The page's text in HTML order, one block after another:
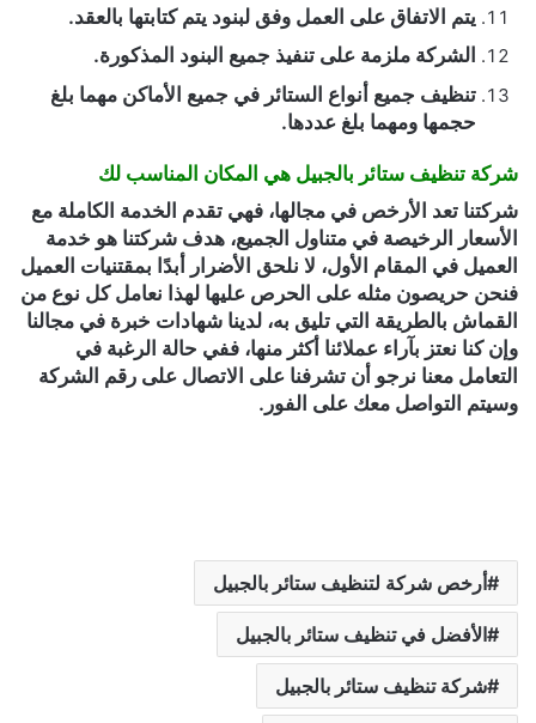
يتم الاتفاق على العمل وفق لبنود يتم كتابتها بالعقد.
الشركة ملزمة على تنفيذ جميع البنود المذكورة.
تنظيف جميع أنواع الستائر في جميع الأماكن مهما بلغ
حجمها ومهما بلغ عددها.
شركة تنظيف ستائر بالجبيل هي المكان المناسب لك
شركتنا تعد الأرخص في مجالها، فهي تقدم الخدمة الكاملة مع
الأسعار الرخيصة في متناول الجميع، هدف شركتنا هو خدمة
العميل في المقام الأول، لا نلحق الأضرار أبدًا بمقتنيات العميل
فنحن حريصون مثله على الحرص عليها لهذا نعامل كل نوع من
القماش بالطريقة التي تليق به، لدينا شهادات خبرة في مجالنا
وإن كنا نعتز بآراء عملائنا أكثر منها، ففي حالة الرغبة في
التعامل معنا نرجو أن تشرفنا على الاتصال على رقم الشركة
وسيتم التواصل معك على الفور.
أرخص شركة لتنظيف ستائر بالجبيل
الأفضل في تنظيف ستائر بالجبيل
شركة تنظيف ستائر بالجبيل